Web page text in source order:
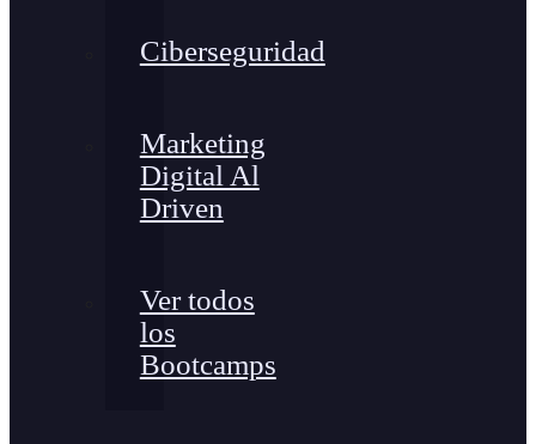
Ciberseguridad
Marketing
Digital Al
Driven
Ver todos
los
Bootcamps